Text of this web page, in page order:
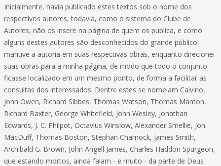
Inicialmente, havia publicado estes textos sob o nome dos
respectivos autores, todavia, como o sistema do Clube de
Autores, não os insere na página de quem os publica, e como
alguns destes autores são desconhecidos do grande público,
mantive a autoria em suas respectivas obras, enquanto direcionei
suas obras para a minha página, de modo que todo o conjunto
ficasse localizado em um mesmo ponto, de forma a facilitar as
consultas dos interessados. Dentre estes se nomeiam Calvino,
John Owen, Richard Sibbes, Thomas Watson, Thomas Manton,
Richard Baxter, George Whitefield, John Wesley, Jonathan
Edwards, J. C. Philpot, Octavius Winslow, Alexander Smellie, Jon
MacDuff, Thomas Boston, Stephan Charnock, James Smith,
Archibald G. Brown, John Angell James, Charles Haddon Spurgeon,
que estando mortos, ainda falam - e muito - da parte de Deus